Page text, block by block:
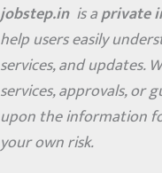
jobstep.in is aprivate
help users easily
services, and updates.
services, approvals, or
upon the information
your own risk.